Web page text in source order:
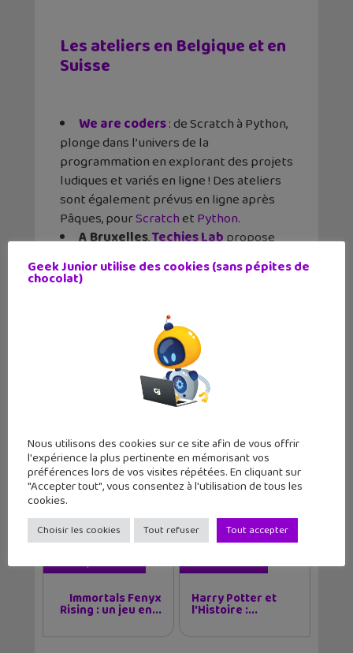
Les ateliers en Belgique et en
Suisse
We are coders: de Scratch à Python,
plonge dans l’univers de la
programmation en explorant des projets
ludiques et variés en ligne ! Des ateliers
sont également prévus en ligne après
Pâques, pourScratchetPython.
A Bruxelles,Techies Labpropose
des ateliers de codage et robotique pour
les enfants et les ados suivant leur
déroulent le dimanche.
, pour les filles qui veulent
se lancer dans la programmation
informatique, l’École polytechnique
fédérale de Lausanne propose
à Lausanne, Genève, Fribourg…
Tags
Atelier Numérique
Scratch
Vacances
Article précédent
Immortals Fenyx
Rising : un jeu en...
Article suivant
Harry Potter et
l'Histoire :...
Geek Junior utilise des cookies (sans pépites de
chocolat)
Nous utilisons des cookies sur ce site afin de vous offrir
l'expérience la plus pertinente en mémorisant vos
préférences lors de vos visites répétées. En cliquant sur
"Accepter tout", vous consentez à l'utilisation de tous les
cookies.
Choisir les cookies Tout refuser Tout accepter